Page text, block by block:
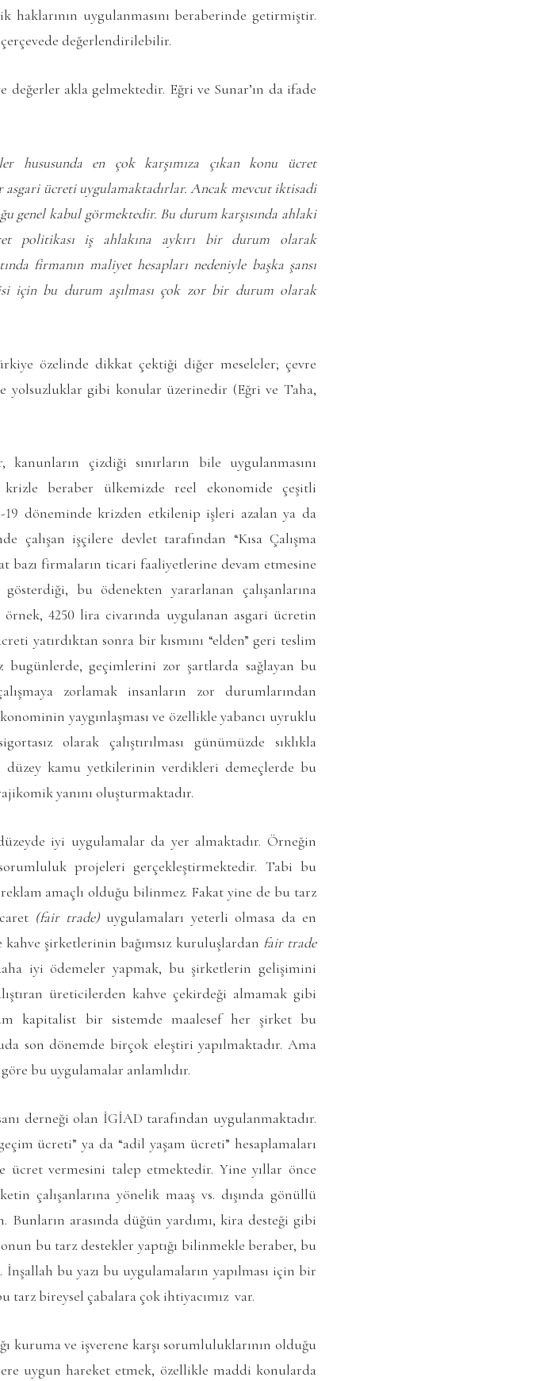
haklarının uygulanmasını beraberinde getirmiştir.
değerlendirilebilir.
akla gelmektedir. Eğri ve Sunar’ın da ifade
hususunda en çok karşımıza çıkan konu ücret
ücreti uygulamaktadırlar. Ancak mevcut iktisadi
genel kabul görmektedir. Bu durum karşısında ahlaki
politikası iş ahlakına aykırı bir durum olarak
firmanın maliyet hesapları nedeniyle başka şansı
için bu durum aşılması çok zor bir durum olarak
özelinde dikkat çektiği diğer meseleler; çevre
yolsuzluklar gibi konular üzerinedir (Eğri ve Taha,
çizdiği sınırların bile uygulanmasını
krizle beraber ülkemizde reel ekonomide çeşitli
19 döneminde krizden etkilenip işleri azalan ya da
işçilere devlet tarafından “Kısa Çalışma
bazı firmaların ticari faaliyetlerine devam etmesine
bu ödenekten yararlanan çalışanlarına
4250 lira civarında uygulanan asgari ücretin
yatırdıktan sonra bir kısmını “elden” geri teslim
bugünlerde, geçimlerini zor şartlarda sağlayan bu
zorlamak insanların zor durumlarından
yaygınlaşması ve özellikle yabancı uyruklu
olarak çalıştırılması günümüzde sıklıkla
düzey kamu yetkilerinin verdikleri demeçlerde bu
yanını oluşturmaktadır.
iyi uygulamalar da yer almaktadır. Örneğin
projeleri gerçekleştirmektedir. Tabi bu
amaçlı olduğu bilinmez. Fakat yine de bu tarz
(fair trade) uygulamaları yeterli olmasa da en
şirketlerinin bağımsız kuruluşlardan fair trade
iyi ödemeler yapmak, bu şirketlerin gelişimini
üreticilerden kahve çekirdeği almamak gibi
kapitalist bir sistemde maalesef her şirket bu
son dönemde birçok eleştiri yapılmaktadır. Ama
bu uygulamalar anlamlıdır.
derneği olan İGİAD tarafından uygulanmaktadır.
ücreti” ya da “adil yaşam ücreti” hesaplamaları
ücret vermesini talep etmektedir. Yine yıllar önce
çalışanlarına yönelik maaş vs. dışında gönüllü
Bunların arasında düğün yardımı, kira desteği gibi
bu tarz destekler yaptığı bilinmekle beraber, bu
bu yazı bu uygulamaların yapılması için bir
bireysel çabalara çok ihtiyacımız var.
kuruma ve işverene karşı sorumluluklarının olduğu
uygun hareket etmek, özellikle maddi konularda